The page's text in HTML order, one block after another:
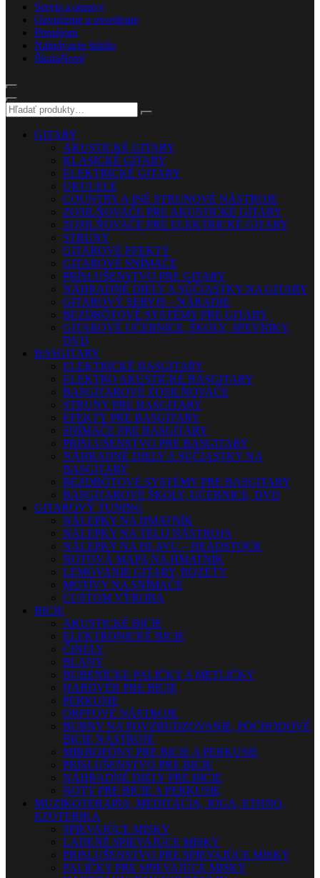
Servis a opravy
Ozvučenie a osvetlenie
Prenájom
Nahrávacie štúdio
ŠkolaNové
GITARY
AKUSTICKÉ GITARY
KLASICKÉ GITARY
ELEKTRICKÉ GITARY
UKULELE
COUNTRY A INÉ STRUNOVÉ NÁSTROJE
ZOSILŇOVAČE PRE AKUSTICKÉ GITARY
ZOSILŇOVAČE PRE ELEKTRICKÉ GITARY
STRUNY
GITAROVÉ EFEKTY
GITAROVÉ SNÍMAČE
PRÍSLUŠENSTVO PRE GITARY
NÁHRADNÉ DIELY A SÚČIASTKY NA GITARY
GITAROVÝ SERVIS – NÁRADIE
BEZDRÔTOVÉ SYSTÉMY PRE GITARY
GITAROVÉ UČEBNICE, ŠKOLY, SPEVNÍKY,
DVD
BASGITARY
ELEKTRICKÉ BASGITARY
ELEKTRO AKUSTICKÉ BASGITARY
BASGITAROVÉ ZOSILŇOVAČE
STRUNY PRE BASGITARY
EFEKTY PRE BASGITARY
SNÍMAČE PRE BASGITARY
PRÍSLUŠENSTVO PRE BASGITARY
NÁHRADNÉ DIELY A SÚČIASTKY NA
BASGITARY
BEZDRÔTOVÉ SYSTÉMY PRE BASGITARY
BASGITAROVÉ ŠKOLY, UČEBNICE, DVD
GITAROVÝ TUNING
NÁLEPKY NA HMATNÍK
NÁLEPKY NA TELO NÁSTROJA
NÁLEPKY NA HLAVU – HEADSTOCK
NOTOVÁ MAPA NA HMATNÍK
LEMOVANIE GITARY, ROZETY
MOTÍVY NA SNÍMAČE
CUSTOM VÝROBA
BICIE
AKUSTICKÉ BICIE
ELEKTRONICKÉ BICIE
ČINELY
BLANY
BUBENÍCKE PALIČKY A METLIČKY
HARDVÉR PRE BICIE
PERKUSIE
ORFFOVÉ NÁSTROJE
BUBNY NA POVZBUDZOVANIE, POCHODOVÉ
BICIE NÁSTROJE
MIKROFÓNY PRE BICIE A PERKUSIE
PRÍSLUŠENSTVO PRE BICIE
NÁHRADNÉ DIELY PRE BICIE
NOTY PRE BICIE A PERKUSIE
MUZIKOTERAPIA, MEDITÁCIA, JOGA, ETHNO,
EZOTERIKA
SPIEVAJÚCE MISKY
LADENÉ SPIEVAJÚCE MISKY
PRISLUŠENSTVO PRE SPIEVAJÚCE MISKY
PALIČKY PRE SPIEVAJÚCE MISKY